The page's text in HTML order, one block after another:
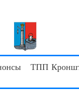
ТПП